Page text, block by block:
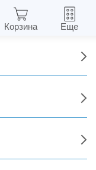
Корзина Еще